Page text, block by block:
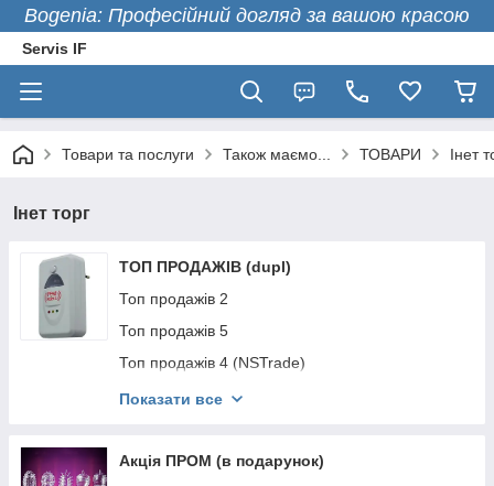
Bogenia: Професійний догляд за вашою красою
Servis IF
Товари та послуги Також маємо... ТОВАРИ Інет
Інет торг
ТОП ПРОДАЖІВ (dupl)
Топ продажів 2
Топ продажів 5
Топ продажів 4 (NSTrade)
Топ продажів 3 (DEL)
ТОП Продажів ВТМ
Показати все
Акція ПРОМ (в подарунок)